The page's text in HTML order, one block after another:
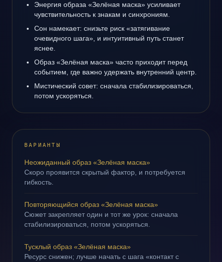
Энергия образа «Зелёная маска» усиливает
чувствительность к знакам и синхрониям.
Сон намекает: снизьте риск «затягивание
очевидного шага», и интуитивный путь станет
яснее.
Образ «Зелёная маска» часто приходит перед
событием, где важно удержать внутренний центр.
Мистический совет: сначала стабилизироваться,
потом ускоряться.
ВАРИАНТЫ
Неожиданный образ «Зелёная маска»
Скоро проявится скрытый фактор, и потребуется
гибкость.
Повторяющийся образ «Зелёная маска»
Сюжет закрепляет один и тот же урок: сначала
стабилизироваться, потом ускоряться.
Тусклый образ «Зелёная маска»
Ресурс снижен; лучше начать с шага «контакт с